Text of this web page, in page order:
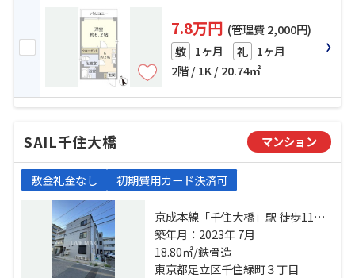
7.8万円 (管理費 2,000円)
敷 1ヶ月 礼 1ヶ月
2階 / 1K / 20.74㎡
SAIL千住大橋 マンション
敷金礼金なし 初期費用カード決済可
京成本線「千住大橋」駅 徒歩11分
都電荒川線「荒川七丁目」駅 徒歩
37分 千代田線「町屋」駅 徒歩37分
築年月：2023年 7月
18.80㎡/鉄骨造
東京都足立区千住緑町３丁目